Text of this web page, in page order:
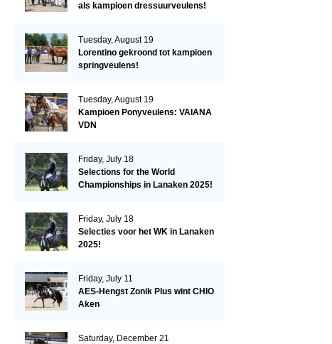
als kampioen dressuurveulens!
Tuesday, August 19
Lorentino gekroond tot kampioen
springveulens!
Tuesday, August 19
Kampioen Ponyveulens: VAIANA
VDN
Friday, July 18
Selections for the World
Championships in Lanaken 2025!
Friday, July 18
Selecties voor het WK in Lanaken
2025!
Friday, July 11
AES-Hengst Zonik Plus wint CHIO
Aken
Saturday, December 21